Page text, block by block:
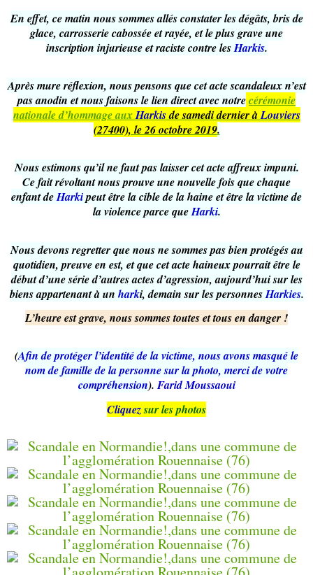
En effet, ce matin nous sommes allés constater les dégâts, bris de
glace, carrosserie cabossée et rayée, et le plus grave une
inscription injurieuse et raciste contre lesHarkis.
Après mure réflexion, nous pensons que cet acte scandaleux n’est
pas anodin et nous faisons le lien direct avec notrecérémonie
nationale d’hommage auxHarkisde samedi dernier àLouviers
(27400), le 26 octobre 2019.
Nous estimons qu’il ne faut pas laisser cet acte affreux impuni.
Ce fait révoltant nous prouve une nouvelle fois que chaque
enfant deHarkipeut être la cible de la haine et être la victime de
la violence parce queHarki.
Nous devons regretter que nous ne sommes pas bien protégés au
quotidien, preuve en est, et que cet acte haineux pourrait être le
début d’une série d’autres actes d’agression, aujourd’hui sur les
biens appartenant à un harki, demain sur les personnesHarkies.
L’heure est grave, nous sommes toutes et tous en danger !
(Afin de protéger l’identité de la victime, nous avons masqué le
nom de famille de la personne sur la photo, merci de votre
compréhension). Farid Moussaoui
Cliquezsur les photos